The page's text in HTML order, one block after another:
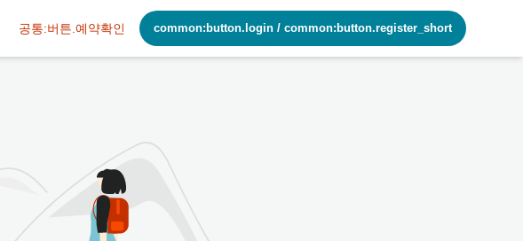
공통:버튼.예약확인 common:button.login / common:button.register_short